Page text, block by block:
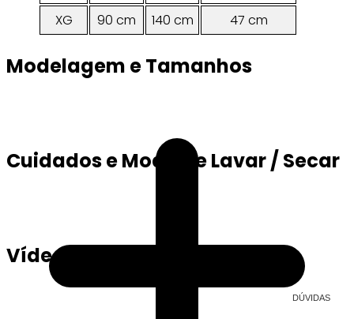
XG
90 cm 140 cm 47 cm
Modelagem e Tamanhos
Cuidados e Modo de Lavar / Secar
Vídeo
DÚVIDAS